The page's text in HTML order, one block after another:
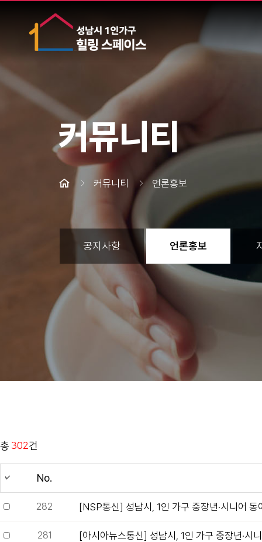
커뮤니티
커뮤니티 언론홍보
공지사항 언론홍보
총 302건
No.
282 [NSP통신] 성남시, 1인 가구 중장년·시니어 동
281 [아시아뉴스통신] 성남시, 1인 가구 중장년·시